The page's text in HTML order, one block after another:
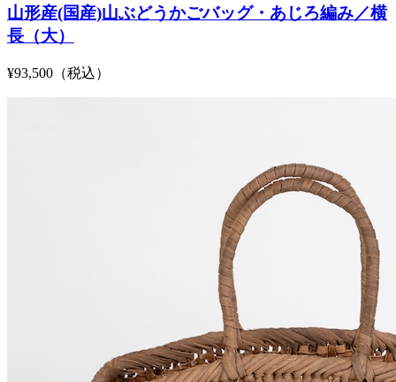
山形産(国産)山ぶどうかごバッグ・あじろ編み／横
長（大）
¥93,500（税込）